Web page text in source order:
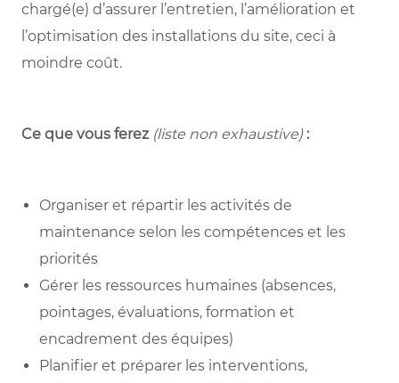
chargé(e) d’assurer l’entretien, l’amélioration et
l’optimisation des installations du site, ceci à
moindre coût.
Ce que vous ferez (liste non exhaustive):
Organiser et répartir les activités de
maintenance selon les compétences et les
priorités
Gérer les ressources humaines (absences,
pointages, évaluations, formation et
encadrement des équipes)
Planifier et préparer les interventions,